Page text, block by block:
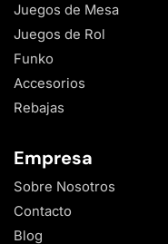
Juegos de Mesa
Juegos de Rol
Funko
Accesorios
Rebajas
Empresa
Sobre Nosotros
Contacto
Blog